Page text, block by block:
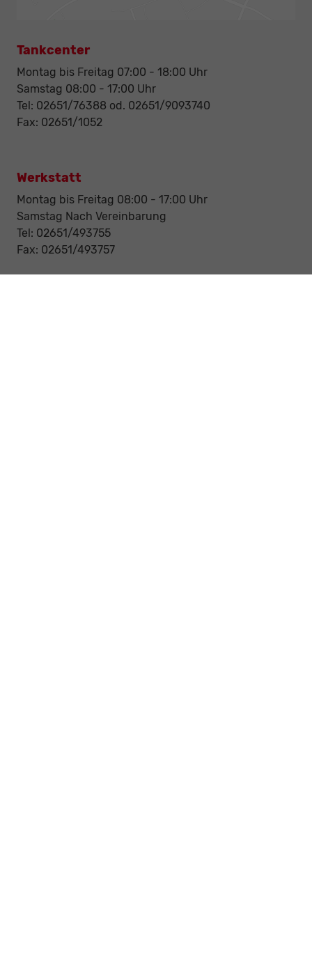
Tankcenter
Montag bis Freitag 07:00 - 18:00 Uhr
Samstag 08:00 - 17:00 Uhr
Tel: 02651/76388 od. 02651/9093740
Fax: 02651/1052
Werkstatt
Montag bis Freitag 08:00 - 17:00 Uhr
Samstag Nach Vereinbarung
Tel: 02651/493755
Fax: 02651/493757